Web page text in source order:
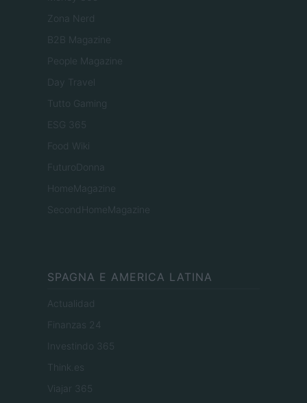
Zona Nerd
B2B Magazine
People Magazine
Day Travel
Tutto Gaming
ESG 365
Food Wiki
FuturoDonna
HomeMagazine
SecondHomeMagazine
SPAGNA E AMERICA LATINA
Actualidad
Finanzas 24
Investindo 365
Think.es
Viajar 365